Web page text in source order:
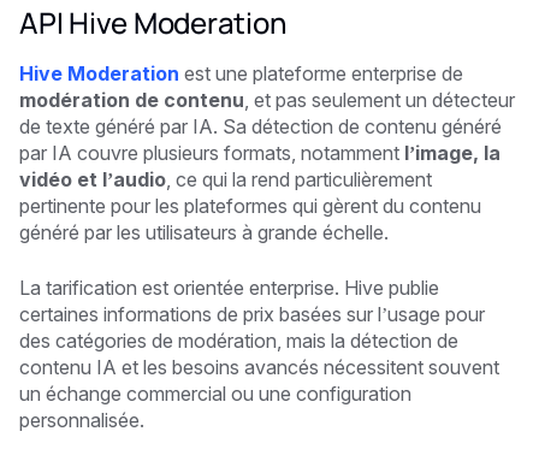
API Hive Moderation
Hive Moderation est une plateforme enterprise de
modération de contenu , et pas seulement un détecteur
de texte généré par IA. Sa détection de contenu généré
par IA couvre plusieurs formats, notamment l’image, la
vidéo et l’audio , ce qui la rend particulièrement
pertinente pour les plateformes qui gèrent du contenu
généré par les utilisateurs à grande échelle.
La tarification est orientée enterprise. Hive publie
certaines informations de prix basées sur l’usage pour
des catégories de modération, mais la détection de
contenu IA et les besoins avancés nécessitent souvent
un échange commercial ou une configuration
personnalisée.